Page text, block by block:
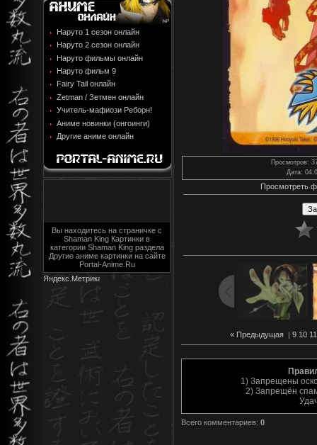
Наруто 1 сезон онлайн
Наруто 2 сезон онлайн
Наруто фильмы онлайн
Наруто фильм 9
Fairy Tail онлайн
Zetman / Зетмен онлайн
Учитель-мафиози Реборн!
Аниме новинки (онгоинги)
Другие аниме онлайн
Вы находитесь на страничке с
Shaman King Картинки в
категории Shaman King раздела
Другие аниме картинки на сайте
Portal-Anime.Ru
Просмотров:
Дата:
Просмотреть
« Предыдущая| 9 10 11
1) Запрещены
2) Запрещён
Всего комментариев: 0